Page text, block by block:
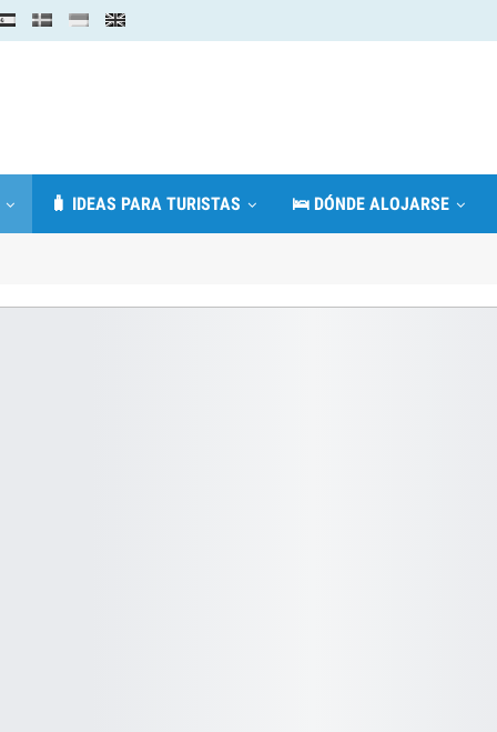
🧳 IDEAS PARA TURISTAS 🛌 DÓNDE ALOJARSE